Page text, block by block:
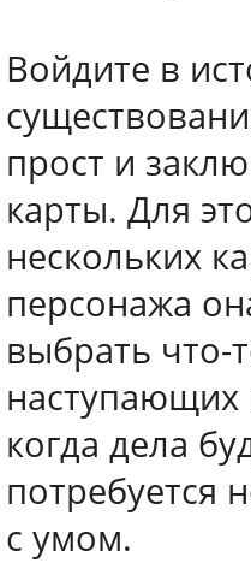
Войдите в
прост и
карты. Для
нескольких
персонажа
выбрать что-
наступающих
когда дела
потребуется
с умом.